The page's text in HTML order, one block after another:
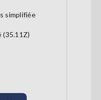
simplifiée